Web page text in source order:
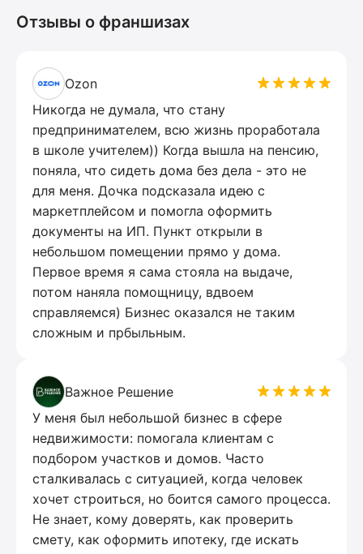
Отзывы о франшизах
Ozon
Никогда не думала, что стану
предпринимателем, всю жизнь проработала
в школе учителем)) Когда вышла на пенсию,
поняла, что сидеть дома без дела - это не
для меня. Дочка подсказала идею с
маркетплейсом и помогла оформить
документы на ИП. Пункт открыли в
небольшом помещении прямо у дома.
Первое время я сама стояла на выдаче,
потом наняла помощницу, вдвоем
справляемся) Бизнес оказался не таким
сложным и прбыльным.
Важное Решение
У меня был небольшой бизнес в сфере
недвижимости: помогала клиентам с
подбором участков и домов. Часто
сталкивалась с ситуацией, когда человек
хочет строиться, но боится самого процесса.
Не знает, кому доверять, как проверить
смету, как оформить ипотеку, где искать